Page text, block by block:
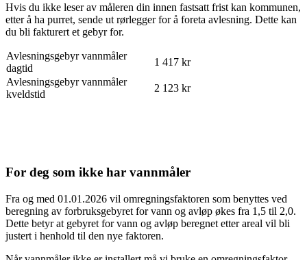
Hvis du ikke leser av måleren din innen fastsatt frist kan kommunen,
etter å ha purret, sende ut rørlegger for å foreta avlesning. Dette kan
du bli fakturert et gebyr for.
Avlesningsgebyr vannmåler
dagtid
1 417 kr
Avlesningsgebyr vannmåler
kveldstid
2 123 kr
For deg som ikke har vannmåler
Fra og med 01.01.2026 vil omregningsfaktoren som benyttes ved
beregning av forbruksgebyret for vann og avløp økes fra 1,5 til 2,0.
Dette betyr at gebyret for vann og avløp beregnet etter areal vil bli
justert i henhold til den nye faktoren.